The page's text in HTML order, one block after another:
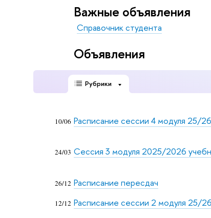
Важные объявления
Справочник студента
Объявления
Рубрики
10/06 Расписание сессии 4 модуля 25/
24/03 Сессия 3 модуля 2025/2026
26/12 Расписание пересдач
12/12 Расписание сессии 2 модуля 25/